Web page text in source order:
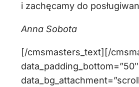
i zachęcamy do
Anna Sobota
[/cmsmasters_text][/